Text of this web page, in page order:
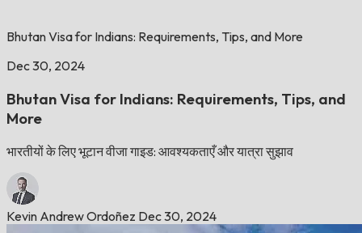
Bhutan Visa for Indians: Requirements, Tips, and More
Dec 30, 2024
Bhutan Visa for Indians: Requirements, Tips, and
More
भारतीयों के लिए भूटान वीजा गाइड: आवश्यकताएँ और यात्रा सुझाव
Kevin Andrew Ordoñez Dec 30, 2024